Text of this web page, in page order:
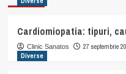
Cardiomiopatia: tipuri,
Clinic Sanatos
27 septembrie
Diverse